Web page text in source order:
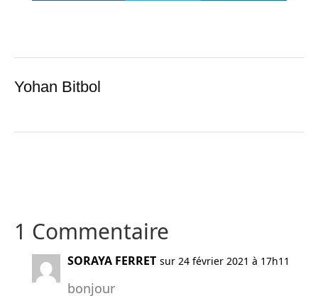
Yohan Bitbol
1 Commentaire
SORAYA FERRET sur 24 février 2021 à 17h11
bonjour